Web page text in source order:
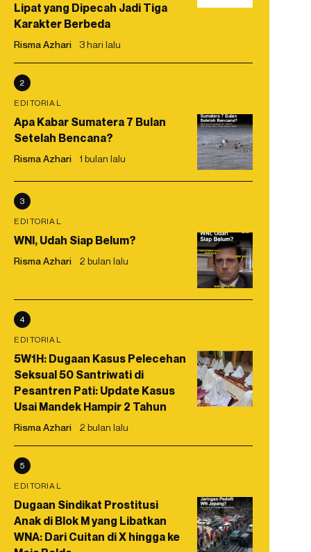
Lipat yang Dipecah Jadi Tiga
Karakter Berbeda
Risma Azhari 3 hari lalu
2
EDITORIAL
Apa Kabar Sumatera 7 Bulan
Setelah Bencana?
Risma Azhari 1 bulan lalu
3
EDITORIAL
WNI, Udah Siap Belum?
Risma Azhari 2 bulan lalu
4
EDITORIAL
5W1H: Dugaan Kasus Pelecehan
Seksual 50 Santriwati di
Pesantren Pati: Update Kasus
Usai Mandek Hampir 2 Tahun
Risma Azhari 2 bulan lalu
5
EDITORIAL
Dugaan Sindikat Prostitusi
Anak di Blok M yang Libatkan
WNA: Dari Cuitan di X hingga ke